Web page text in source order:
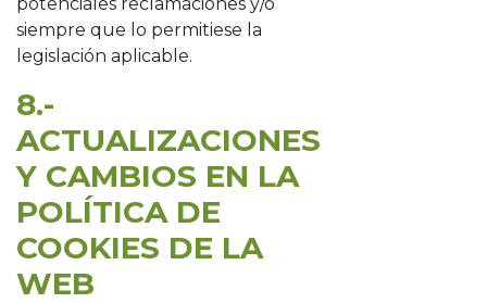
siempre que lo permitiese la
legislación aplicable.
8.-
ACTUALIZACIONES
Y CAMBIOS EN LA
POLÍTICA DE
COOKIES DE LA
WEB